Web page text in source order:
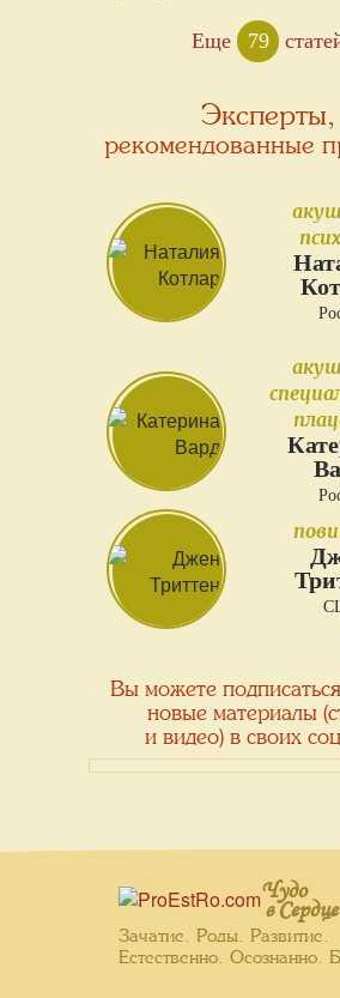
Еще 79
Эксперты,
рекомендованные
Вы можете
новые материалы
и видео) в своих
Чудо
в Сердце
Зачатие. Роды. Развитие.
Естественно. Осознанно.